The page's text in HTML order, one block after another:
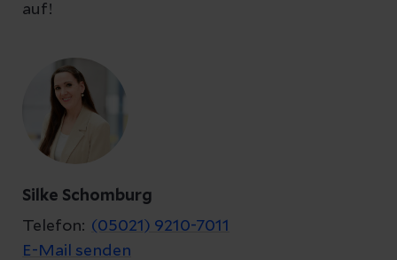
auf!
Silke Schomburg
Telefon: (05021) 9210-7011
E-Mail senden